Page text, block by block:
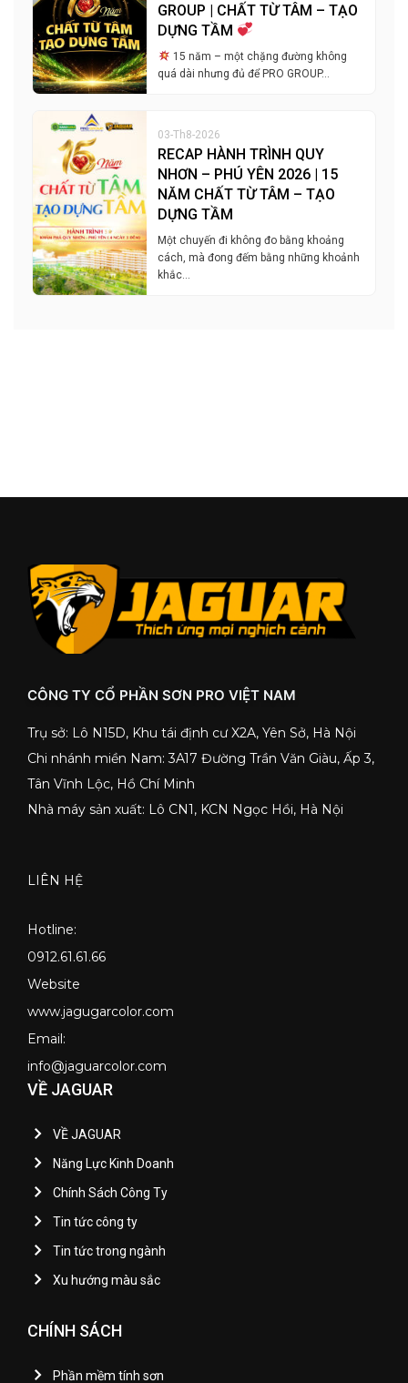
GROUP | CHẤT TỪ TÂM – TẠO
DỰNG TẦM
15 năm – một chặng đường không
quá dài nhưng đủ để PRO GROUP…
03-Th8-2026
RECAP HÀNH TRÌNH QUY
NHƠN – PHÚ YÊN 2026 | 15
NĂM CHẤT TỪ TÂM – TẠO
DỰNG TẦM
Một chuyến đi không đo bằng khoảng
cách, mà đong đếm bằng những khoảnh
khắc…
CÔNG TY CỔ PHẦN SƠN PRO VIỆT NAM
Trụ sở: Lô N15D, Khu tái định cư X2A, Yên Sở, Hà Nội
Chi nhánh miền Nam: 3A17 Đường Trần Văn Giàu, Ấp 3,
Tân Vĩnh Lộc, Hồ Chí Minh
Nhà máy sản xuất: Lô CN1, KCN Ngọc Hồi, Hà Nội
LIÊN HỆ
Hotline:
0912.61.61.66
Website
www.jagugarcolor.com
Email:
info@jaguarcolor.com
VỀ JAGUAR
VỀ JAGUAR
Năng Lực Kinh Doanh
Chính Sách Công Ty
Tin tức công ty
Tin tức trong ngành
Xu hướng màu sắc
CHÍNH SÁCH
Phần mềm tính sơn